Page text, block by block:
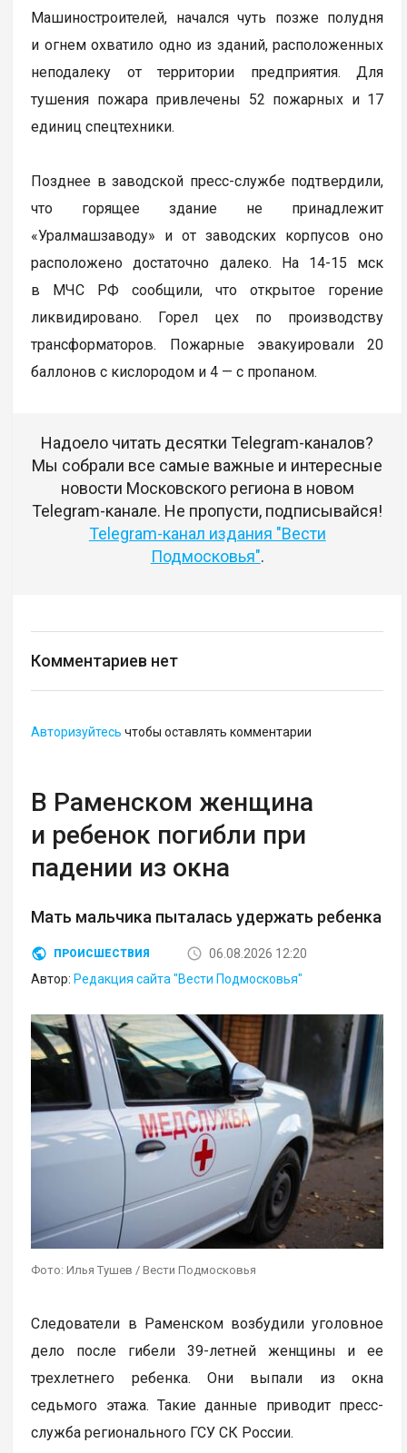
Машиностроителей, начался чуть позже полудня
и огнем охватило одно из зданий, расположенных
неподалеку от территории предприятия. Для
тушения пожара привлечены 52 пожарных и 17
единиц спецтехники.
Позднее в заводской пресс-службе подтвердили,
что горящее здание не принадлежит
«Уралмашзаводу» и от заводских корпусов оно
расположено достаточно далеко. На 14-15 мск
в МЧС РФ сообщили, что открытое горение
ликвидировано. Горел цех по производству
трансформаторов. Пожарные эвакуировали 20
баллонов с кислородом и 4 — с пропаном.
Надоело читать десятки Telegram-каналов?
Мы собрали все самые важные и интересные
новости Московского региона в новом
Telegram-канале. Не пропусти, подписывайся!
Telegram-канал издания "Вести
Подмосковья".
Комментариев нет
Авторизуйтесь чтобы оставлять комментарии
В Раменском женщина
и ребенок погибли при
падении из окна
Мать мальчика пыталась удержать ребенка
ПРОИСШЕСТВИЯ
06.08.2026 12:20
Автор: Редакция сайта "Вести Подмосковья"
Фото: Илья Тушев / Вести Подмосковья
Следователи в Раменском возбудили уголовное
дело после гибели 39-летней женщины и ее
трехлетнего ребенка. Они выпали из окна
седьмого этажа. Такие данные приводит пресс-
служба регионального ГСУ СК России.